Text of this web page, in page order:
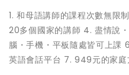
1. 和母語講師的課程次數無限
20多個國家的講師 4. 盡情說
腦・手機・平板隨處皆可上課
英語會話平台 7. 949元的家庭